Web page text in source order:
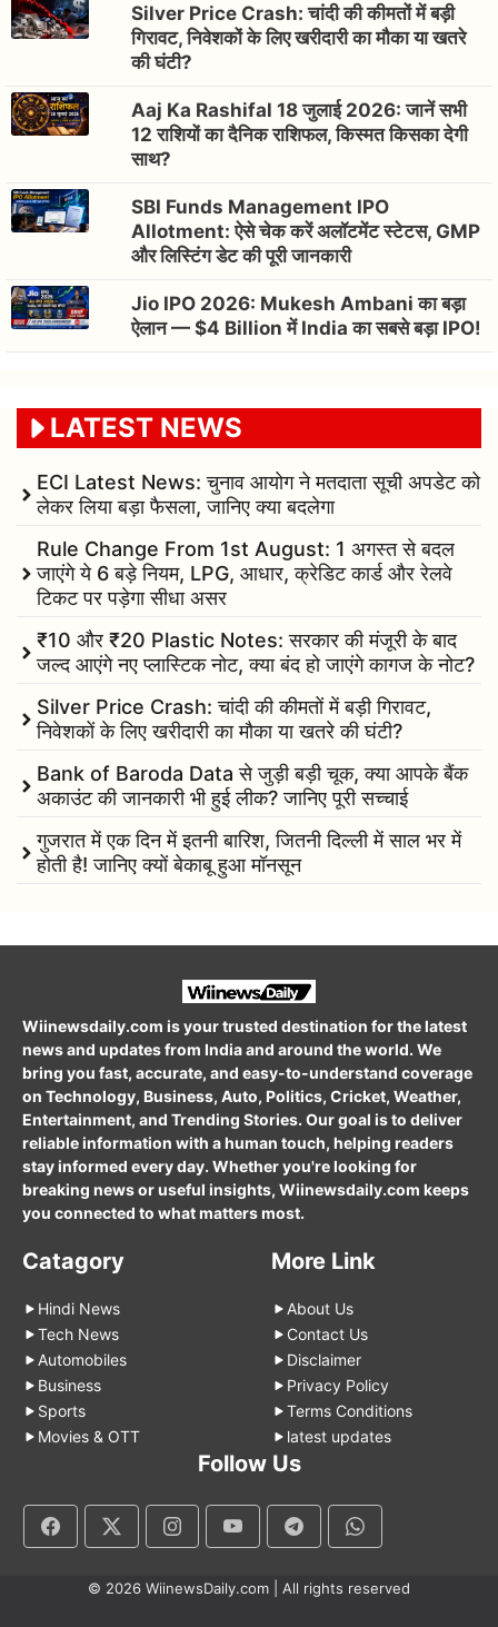
Silver Price Crash: चांदी की कीमतों में बड़ी
गिरावट, निवेशकों के लिए खरीदारी का मौका या खतरे
की घंटी?
Aaj Ka Rashifal 18 जुलाई 2026: जानें सभी
12 राशियों का दैनिक राशिफल, किस्मत किसका देगी
साथ?
SBI Funds Management IPO
Allotment: ऐसे चेक करें अलॉटमेंट स्टेटस, GMP
और लिस्टिंग डेट की पूरी जानकारी
Jio IPO 2026: Mukesh Ambani का बड़ा
ऐलान — $4 Billion में India का सबसे बड़ा IPO!
LATEST NEWS
ECI Latest News: चुनाव आयोग ने मतदाता सूची अपडेट को
लेकर लिया बड़ा फैसला, जानिए क्या बदलेगा
Rule Change From 1st August: 1 अगस्त से बदल
जाएंगे ये 6 बड़े नियम, LPG, आधार, क्रेडिट कार्ड और रेलवे
टिकट पर पड़ेगा सीधा असर
₹10 और ₹20 Plastic Notes: सरकार की मंजूरी के बाद
जल्द आएंगे नए प्लास्टिक नोट, क्या बंद हो जाएंगे कागज के नोट?
Silver Price Crash: चांदी की कीमतों में बड़ी गिरावट,
निवेशकों के लिए खरीदारी का मौका या खतरे की घंटी?
Bank of Baroda Data से जुड़ी बड़ी चूक, क्या आपके बैंक
अकाउंट की जानकारी भी हुई लीक? जानिए पूरी सच्चाई
गुजरात में एक दिन में इतनी बारिश, जितनी दिल्ली में साल भर में
होती है! जानिए क्यों बेकाबू हुआ मॉनसून
Wiinewsdaily.com is your trusted destination for the latest
news and updates from India and around the world. We
bring you fast, accurate, and easy-to-understand coverage
on Technology, Business, Auto, Politics, Cricket, Weather,
Entertainment, and Trending Stories. Our goal is to deliver
reliable information with a human touch, helping readers
stay informed every day. Whether you're looking for
breaking news or useful insights, Wiinewsdaily.com keeps
you connected to what matters most.
Catagory
Hindi News
Tech News
Automobiles
Business
Sports
Movies & OTT
More Link
About Us
Contact Us
Disclaimer
Privacy Policy
Terms Conditions
latest updates
Follow Us
© 2026 WiinewsDaily.com | All rights reserved